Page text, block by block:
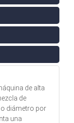
de alta
de
diámetro por
una